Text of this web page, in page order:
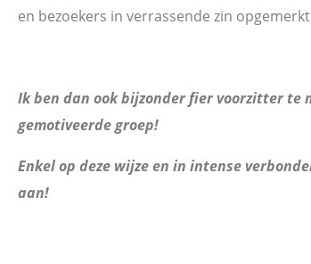
en bezoekers in verrassende zin
Ik ben dan ook bijzonder fier voorzitter te
gemotiveerde groep!
Enkel op deze wijze en in intense
aan!